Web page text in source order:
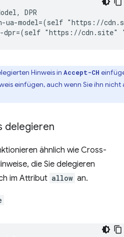
DPR
ua-model=(self "https://
Hinweis in Accept-CH
einfügen, auch wenn Sie ihn nicht
delegieren
ähnlich wie Cross-
die Sie delegieren
im Attribut allow an.